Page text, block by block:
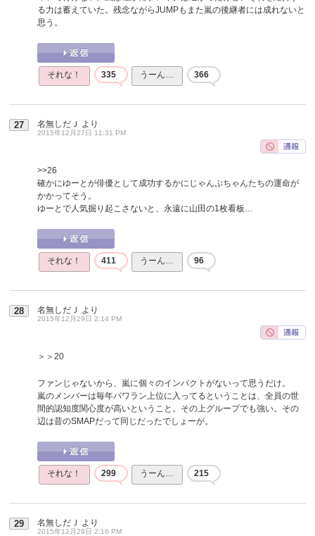
る力は蓄えていた。残念ながらJUMPもまた嵐の後継者には成れないと
思う。
それな！ 335 うーん… 366
27 名無しだＪ より
2015年12月27日 11:31 PM
>>26
確かにゆーとが俳優として成功するかにじゃんぷちゃんたちの運命が
かかってそう。
ゆーとで人気掘り起こさないと、永遠に山田の1枚看板…
それな！ 411 うーん… 96
28 名無しだＪ より
2015年12月29日 2:14 PM
＞＞20
ファンじゃないから、嵐に個々のインパクトがないって思うだけ。
嵐のメンバーは毎年パワラン上位に入ってるということは、全員の世
間的認知度関心度が高いということ。その上グループでも強い。その
辺は昔のSMAPだって同じだったでしょーが。
それな！ 299 うーん… 215
29 名無しだＪ より
2015年12月29日 2:16 PM